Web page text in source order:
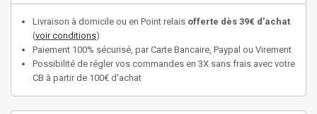
Livraison à domicile ou en Point relais offerte dès 39€ d'achat
(voir conditions)
Paiement 100% sécurisé, par Carte Bancaire, Paypal ou Virement
Possibilité de régler vos commandes en 3X sans frais avec votre
CB à partir de 100€ d'achat